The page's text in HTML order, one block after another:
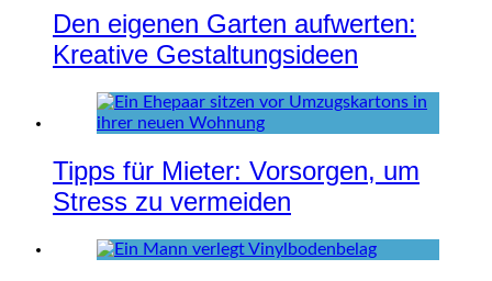
Den eigenen Garten aufwerten:
Kreative Gestaltungsideen
Tipps für Mieter: Vorsorgen, um
Stress zu vermeiden